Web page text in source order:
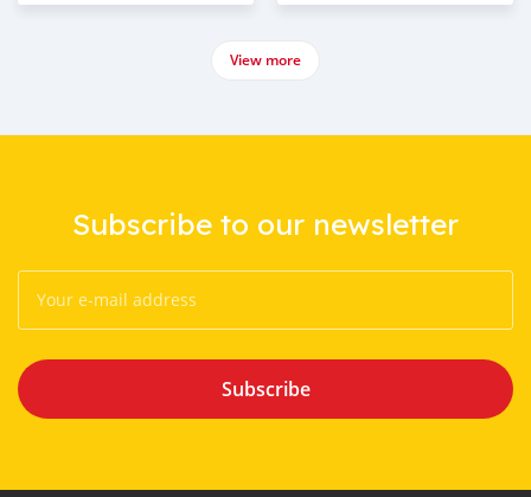
View more
Subscribe to our newsletter
Subscribe